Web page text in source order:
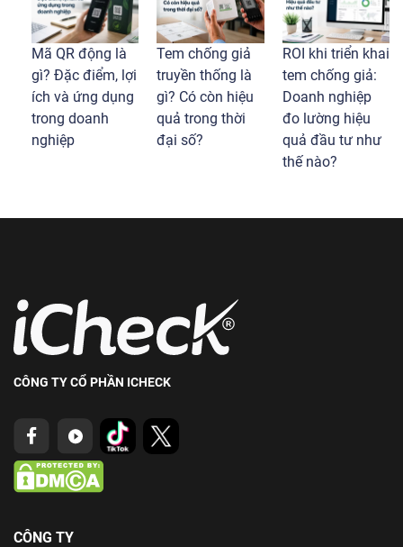
Mã QR động là
gì? Đặc điểm, lợi
ích và ứng dụng
trong doanh
nghiệp
Tem chống giả
truyền thống là
gì? Có còn hiệu
quả trong thời
đại số?
ROI khi triển khai
tem chống giả:
Doanh nghiệp
đo lường hiệu
quả đầu tư như
thế nào?
CÔNG TY CỔ PHẦN ICHECK
CÔNG TY